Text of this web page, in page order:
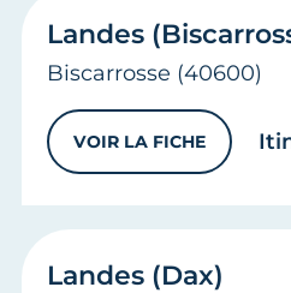
Landes
Biscarrosse (40600)
VOIR LA FICHE
LANDES
Landes (Dax)